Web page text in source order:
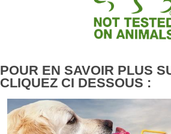
POUR EN SAVOIR PLUS
CLIQUEZ CI DESSOUS :